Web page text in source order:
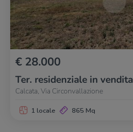
€ 28.000
Ter. residenziale in vendita
Calcata, Via Circonvallazione
1 locale 865 Mq